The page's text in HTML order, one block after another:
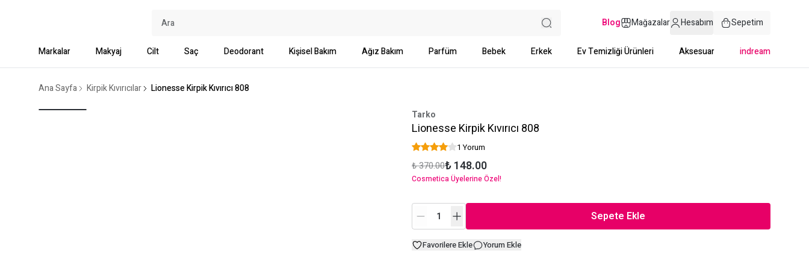
Blog Mağazalar Hesabım Sepetim
Markalar Makyaj Cilt Saç Deodorant Kişisel Bakım Ağız Bakım Parfüm Bebek Erkek Ev Temizliği Ürünleri Aksesuar indream
Ana Sayfa Kirpik Kıvırıcılar Lionesse Kirpik Kıvırıcı 808
Tarko
Lionesse Kirpik Kıvırıcı 808
1 Yorum
₺ 370.00₺ 148.00
Cosmetica Üyelerine Özel!
Sepete Ekle
Favorilere Ekle Yorum Ekle